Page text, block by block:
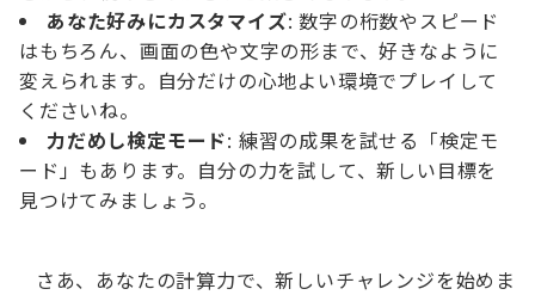
あなた好みにカスタマイズ: 数字の桁数やスピード
はもちろん、画面の色や文字の形まで、好きなように
変えられます。自分だけの心地よい環境でプレイして
くださいね。
力だめし検定モード: 練習の成果を試せる「検定モ
ード」もあります。自分の力を試して、新しい目標を
見つけてみましょう。
さあ、あなたの計算力で、新しいチャレンジを始めま